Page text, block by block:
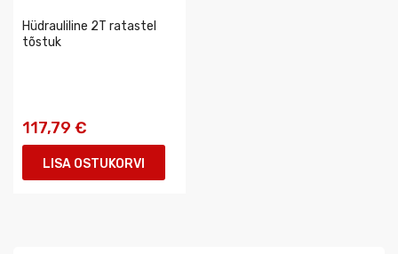
Hüdrauliline 2T ratastel
tõstuk
117,79 €
LISA OSTUKORVI